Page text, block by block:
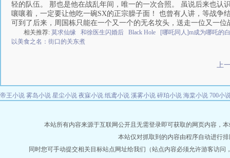
轻的队伍。 那也是他在战乱年间，唯一的一次合照。 虽说后来也
嚷嚷着，一定要让他吃一碗SX的正宗臊子面！ 也曾有人讲，等战
可到了后来，周国栋只能在一个又一个的无名坟头，送走一位又一位
相关推荐: 莫求仙缘 和徐医生闪婚后 Black Hole
[哪吒同人]m成为哪吒的
以美食之名：街口的关东煮
上
帝王小说 雾岛小说 星尘小说 夜寐小说 纸鸢小说 溪雾小说 碎珀小说 海棠小说 700小
本站所有内容来源于互联网公开且无需登录即可获取的网页内容，
本站仅对抓取到的内容由程序自动进行
同时您可手动提交相关目标站点网址给我们（站点内容必须允许游客访